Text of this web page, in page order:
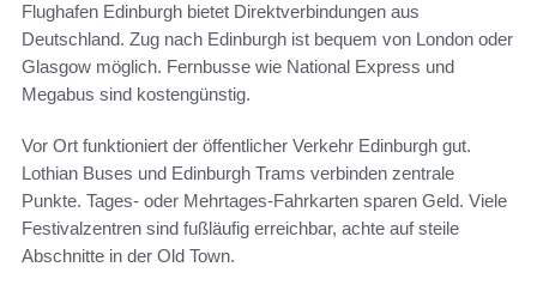
Flughafen Edinburgh bietet Direktverbindungen aus
Deutschland. Zug nach Edinburgh ist bequem von London oder
Glasgow möglich. Fernbusse wie National Express und
Megabus sind kostengünstig.
Vor Ort funktioniert der öffentlicher Verkehr Edinburgh gut.
Lothian Buses und Edinburgh Trams verbinden zentrale
Punkte. Tages- oder Mehrtages-Fahrkarten sparen Geld. Viele
Festivalzentren sind fußläufig erreichbar, achte auf steile
Abschnitte in der Old Town.